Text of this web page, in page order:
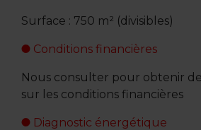
Surface : 750 m² (divisibles)
Conditions financières
Nous consulter pour obtenir
sur les conditions financières
Diagnostic énergétique